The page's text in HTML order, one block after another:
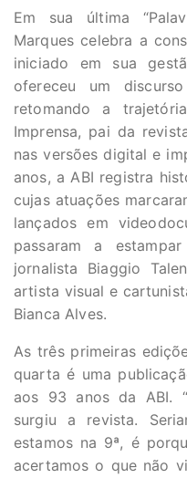
Em sua última
Marques celebra a
iniciado em sua
ofereceu um
retomando a
Imprensa, pai da
nas versões digital e
anos, a ABI registra
cujas atuações
lançados em
passaram a
jornalista Biaggio
artista visual e
Bianca Alves.
As três primeiras
quarta é uma
aos 93 anos da ABI.
surgiu a revista.
estamos na 9ª, é
acertamos o que não